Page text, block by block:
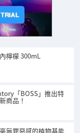
檸檬 300mL
「BOSS」推出特
商品！
無罪惡感的植物基能